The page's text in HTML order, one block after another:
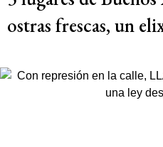
ostras frescas, un